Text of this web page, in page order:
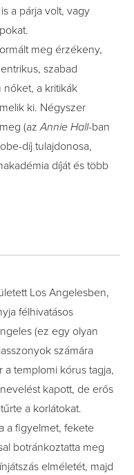
a párja volt, vagy
meg érzékeny,
szabad
a kritikák
ki. Négyszer
(azAnnie Hall-ban
díj tulajdonosa,
díját és több
Los Angelesben,
félhivatásos
(ez egy olyan
számára
templomi kórus tagja,
kapott, de erős
a korlátokat.
a figyelmet, fekete
botránkoztatta meg
elméletét, majd